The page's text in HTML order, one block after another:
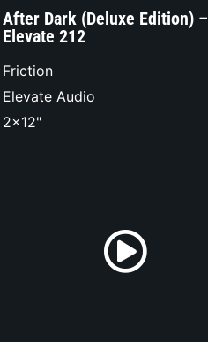
After Dark (Deluxe Edition) –
Elevate 212
Friction
Elevate Audio
2x12"